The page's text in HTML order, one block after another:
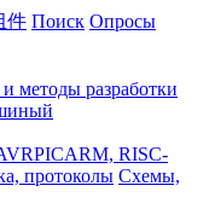
件 Поиск Опросы
методы разработки
PICARM, RISC-
протоколы Схемы,